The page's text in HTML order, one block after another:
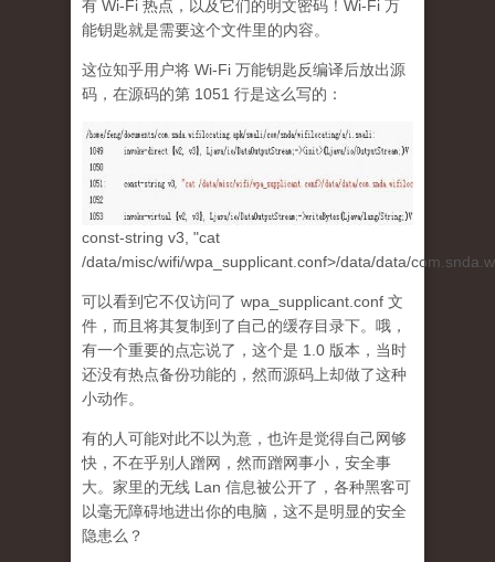
有 Wi-Fi 热点，以及它们的明文密码！Wi-Fi 万
能钥匙就是需要这个文件里的内容。
这位知乎用户将 Wi-Fi 万能钥匙反编译后放出源
码，在源码的第 1051 行是这么写的：
const-string v3, "cat
/data/misc/wifi/wpa_supplicant.conf>/data/data/
可以看到它不仅访问了 wpa_supplicant.conf 文
件，而且将其复制到了自己的缓存目录下。哦，
有一个重要的点忘说了，这个是 1.0 版本，当时
还没有热点备份功能的，然而源码上却做了这种
小动作。
有的人可能对此不以为意，也许是觉得自己网够
快，不在乎别人蹭网，然而蹭网事小，安全事
大。家里的无线 Lan 信息被公开了，各种黑客可
以毫无障碍地进出你的电脑，这不是明显的安全
隐患么？